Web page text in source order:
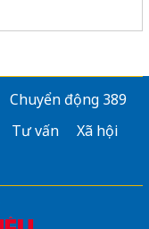
Chuyển động 389
Tư vấn
Xã hội